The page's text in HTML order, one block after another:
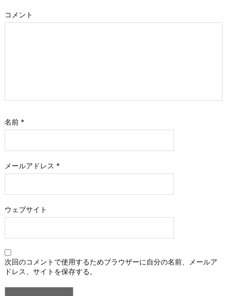
コメント
名前 *
メールアドレス *
ウェブサイト
次回のコメントで使用するためブラウザーに自分の名前、メールア
ドレス、サイトを保存する。